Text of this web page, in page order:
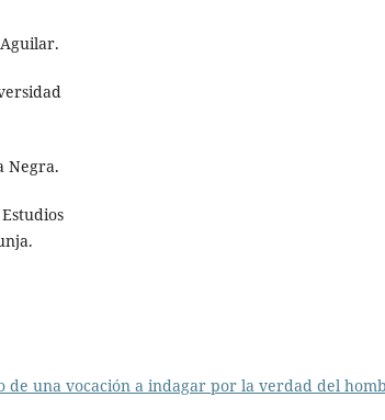
Negra.
de una vocación a indagar por la verdad del